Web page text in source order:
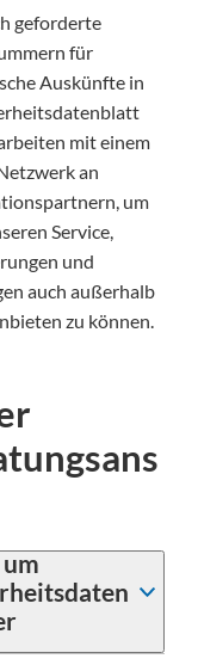
geforderte
für
Auskünfte in
mit einem
an
um
Service,
und
auch außerhalb
zu können.